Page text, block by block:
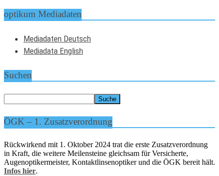
optikum Mediadaten
Mediadaten Deutsch
Mediadata English
Suchen
ÖGK – 1. Zusatzverordnung
Rückwirkend mit 1. Oktober 2024 trat die erste Zusatzverordnung
in Kraft, die weitere Meilensteine gleichsam für Versicherte,
Augenoptikermeister, Kontaktlinsenoptiker und die ÖGK bereit hält.
Infos hier.